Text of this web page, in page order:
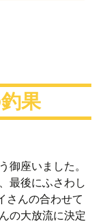
果
御座いました。
最後にふさわし
さんの合わせて
の大放流に決定